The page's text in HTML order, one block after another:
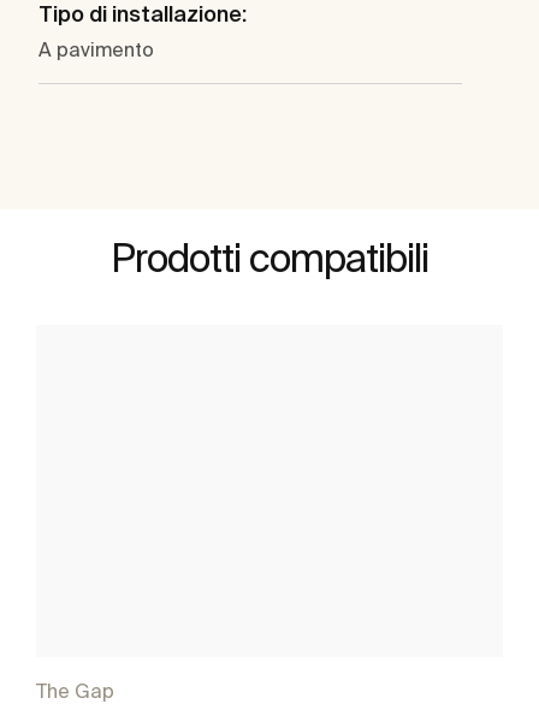
Tipo di installazione:
A pavimento
Prodotti compatibili
The Gap